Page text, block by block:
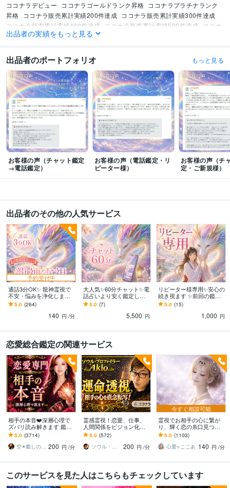
ココナラデビュー ココナラゴールドランク昇格 ココナラプラチナランク
昇格
ココナラ販売累計実績200件達成 ココナラ販売累計実績300件達成
ココナラ販売累計実績400件達成
ココナラ販売累計実績500件達成
ココナ
ラ販売累計実績600件達成
資格・検定
普通自動車第一種運転免許 取得年 : 1999年
毒物劇物取扱責任者 取得年 : 2002年
甲種危険物取扱者 取得年 : 2002年
ホームヘルパー2級 取得年 : 2009年
ビジネス・クリエイティブツール
Excel:25年Word:25年 Google スプレッドシート:3年PowerPoint:25年
ペライチ:6年JIMDO:10年 Adobe Photoshop:8年Lightroom:8年Canva:6年
CapCut:5年
得意分野
占い オラクルカード タロットカード 数秘 龍神メッセージ
都内中高一貫女子校 1993年3月 ~ 1999年2月
語学力
英語 日常会話レベル
出品者の実績をもっと見る
出品者のポートフォリオ もっと見る
お客様の声（チャット鑑定
→電話鑑定）
お客様の声（電話鑑定・リ
ピーター様）
お客様の声（チ
定・ご新規様）
出品者のその他の人気サービス
予約受付中
通話3分OK✨ 龍神霊視で
不安・悩みを浄化します
✨販売実績200件突破✨恋
愛・復縁・仕事・人間関
5.0 (264)
140 円 /分
大人気✨60分チャット✨電
話占いより安く鑑定しま
す 複雑なお悩みを深く丁
寧に鑑定！
5.0 (7)
5,500 円
リピーター様専用✨安心の
続き視ます ✨前回の鑑定
の続きを確認し、今の状
態を再確認いたします！
5.0 (15)
1,000 円
恋愛総合鑑定の関連サービス
相手の本音❤️深層心理で
ズバリ読み解きます 鑑定
実績7000件超え❗️ ✨心に優
しく寄り添う恋愛専門鑑
定
5.0 (3714)
空✴︎癒しの魔法使い 200 円 /分
霊感霊視！恋愛、仕事、
人間関係をビジョン化し
ます ココナラ初公開 ◆ソ
ウル・プロファイリング
で運命を直念透視！
5.0 (572)
ソウル・プロファイラー Akio
200 円 /分
今すぐ相談可能
霊視でお相手の心に繋が
り、輝く恋の糸口見つけ
ます 恋愛全般・相手の本
音や恋の行方を読み解
き、不安をやわらげます
5.0 (1103)
心愛⟡ここあ 140 円 /分
このサービスを見た人はこちらもチェックしています